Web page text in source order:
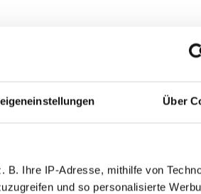
Über
B. Ihre IP-Adresse, mithilfe von
und so personalisierte